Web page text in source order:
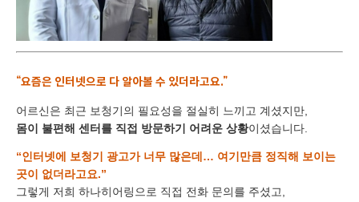
“요즘은 인터넷으로 다 알아볼 수 있더라고요.”
어르신은 최근 보청기의 필요성을 절실히 느끼고 계셨지만,
몸이 불편해 센터를 직접 방문하기 어려운 상황이셨습니다.
“인터넷에 보청기 광고가 너무 많은데… 여기만큼 정직해 보이는
곳이 없더라고요.”
그렇게 저희 하나히어링으로 직접 전화 문의를 주셨고,